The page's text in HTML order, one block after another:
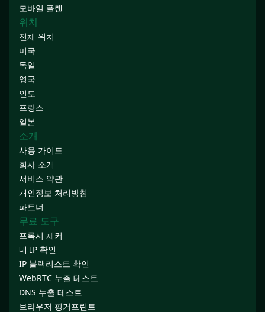
모바일 플랜
위치
전체 위치
미국
독일
영국
인도
프랑스
일본
소개
사용 가이드
회사 소개
서비스 약관
개인정보 처리방침
파트너
무료 도구
프록시 체커
내 IP 확인
IP 블랙리스트 확인
WebRTC 누출 테스트
DNS 누출 테스트
브라우저 핑거프린트